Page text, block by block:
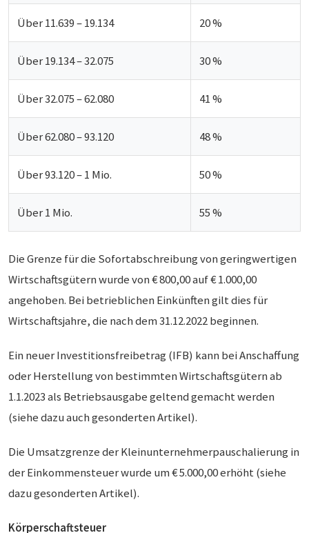
Über 11.639 – 19.134 20 %
Über 19.134 – 32.075 30 %
Über 32.075 – 62.080 41 %
Über 62.080 – 93.120 48 %
Über 93.120 – 1 Mio. 50 %
Über 1 Mio. 55 %
Die Grenze für die Sofortabschreibung von geringwertigen
Wirtschaftsgütern wurde von € 800,00 auf € 1.000,00
angehoben. Bei betrieblichen Einkünften gilt dies für
Wirtschaftsjahre, die nach dem 31.12.2022 beginnen.
Ein neuer Investitionsfreibetrag (IFB) kann bei Anschaffung
oder Herstellung von bestimmten Wirtschaftsgütern ab
1.1.2023 als Betriebsausgabe geltend gemacht werden
(siehe dazu auch gesonderten Artikel).
Die Umsatzgrenze der Kleinunternehmerpauschalierung in
der Einkommensteuer wurde um € 5.000,00 erhöht (siehe
dazu gesonderten Artikel).
Körperschaftsteuer